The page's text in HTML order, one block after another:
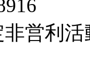
非営利